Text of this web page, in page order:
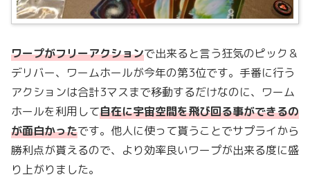
ワープがフリーアクションで出来ると言う狂気のピック＆
デリバー、ワームホールが今年の第3位です。手番に行う
アクションは合計3マスまで移動するだけなのに、ワーム
ホールを利用して自在に宇宙空間を飛び回る事ができるの
が面白かったです。他人に使って貰うことでサプライから
勝利点が貰えるので、より効率良いワープが出来る度に盛
り上がりました。